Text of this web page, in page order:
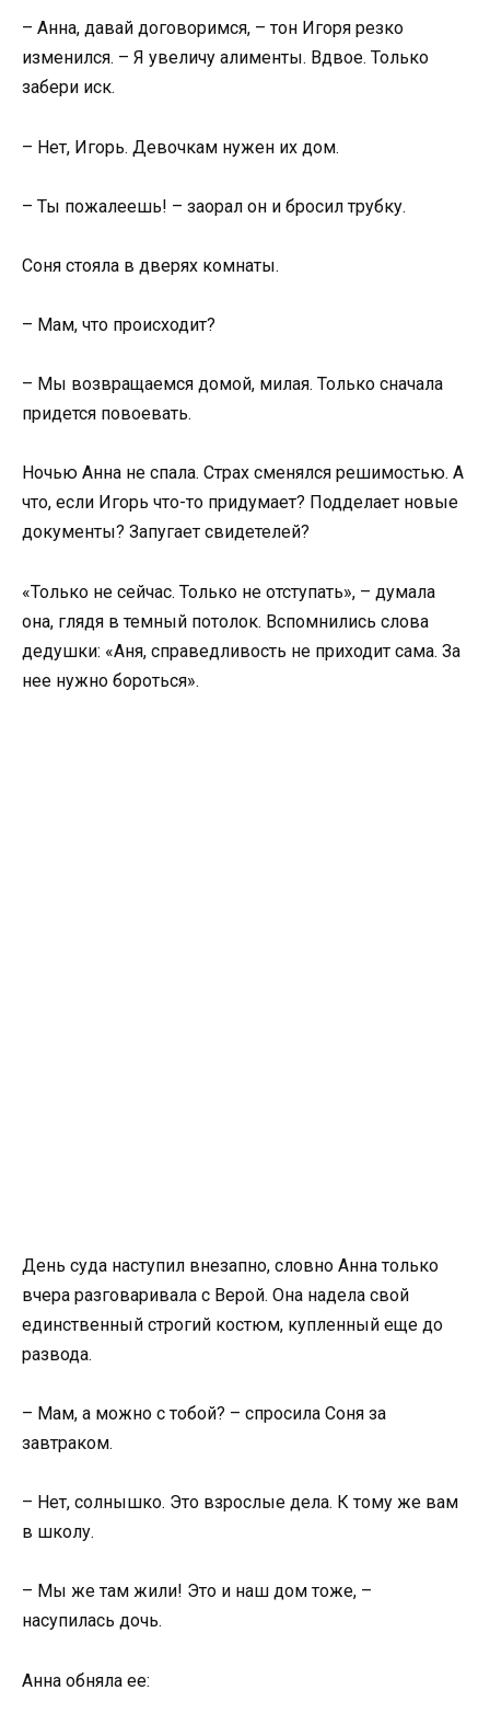
– Анна, давай договоримся, – тон Игоря резко
изменился. – Я увеличу алименты. Вдвое. Только
забери иск.
– Нет, Игорь. Девочкам нужен их дом.
– Ты пожалеешь! – заорал он и бросил трубку.
Соня стояла в дверях комнаты.
– Мам, что происходит?
– Мы возвращаемся домой, милая. Только сначала
придется повоевать.
Ночью Анна не спала. Страх сменялся решимостью. А
что, если Игорь что-то придумает? Подделает новые
документы? Запугает свидетелей?
«Только не сейчас. Только не отступать», – думала
она, глядя в темный потолок. Вспомнились слова
дедушки: «Аня, справедливость не приходит сама. За
нее нужно бороться».
День суда наступил внезапно, словно Анна только
вчера разговаривала с Верой. Она надела свой
единственный строгий костюм, купленный еще до
развода.
– Мам, а можно с тобой? – спросила Соня за
завтраком.
– Нет, солнышко. Это взрослые дела. К тому же вам
в школу.
– Мы же там жили! Это и наш дом тоже, –
насупилась дочь.
Анна обняла ее: